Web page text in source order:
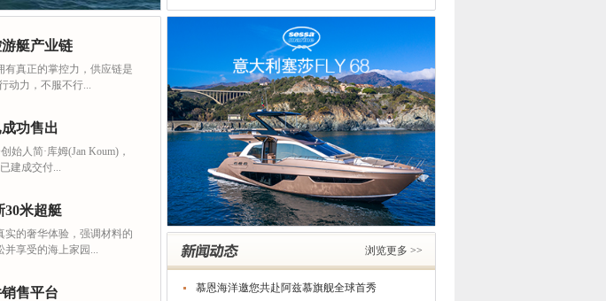
· 110 尺商务游艇中国产 2024年 ￥3xx万
JINLONG 152超级游艇中国产 2020年 ￥36xx万
Azimut 35 Metri Grande意大利产 2021年 ￥86xx万
PRINCESS Y85英国产 2021年 ￥44xx万
· 金帆63尺游艇中国产 2024年 ￥2xx万
· Lagoon 560S2法国产 2015年 ￥6xx万
· Ferritti 840意大利产 2014年 ￥18xx万
· Sunreef 80双体游艇波兰产 2020年 ￥38xx万
· Parker 920 Max波兰产 2023年 ￥1xx万
·Azimut 66意大利产 2018年 ￥12xx万
· 110 尺商务游艇中国产 2024年 ￥3xx万
· JINLONG 152超级游艇中国产 2020年 ￥36xx万
艇产业链
真正的掌控力，供应链是
动力，不服不行...
功售出
始人简·库姆(Jan Koum)，
建成交付...
30米超艇
的奢华体验，强调材料的
并享受的海上家园...
售平台
浏览更多 >>
慕恩海洋邀您共赴阿兹慕旗舰全球首秀